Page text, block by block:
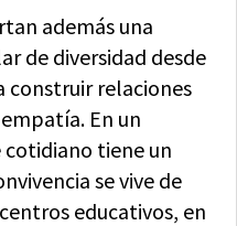
además una
de diversidad desde
construir relaciones
En un
cotidiano tiene un
se vive de
educativos, en